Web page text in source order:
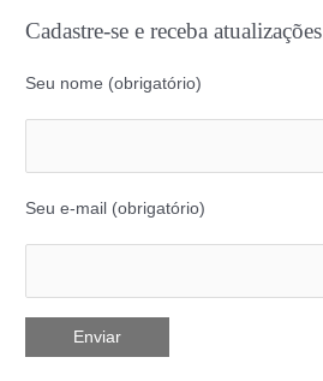
Cadastre-se e receba atualizações
Seu nome (obrigatório)
Seu e-mail (obrigatório)